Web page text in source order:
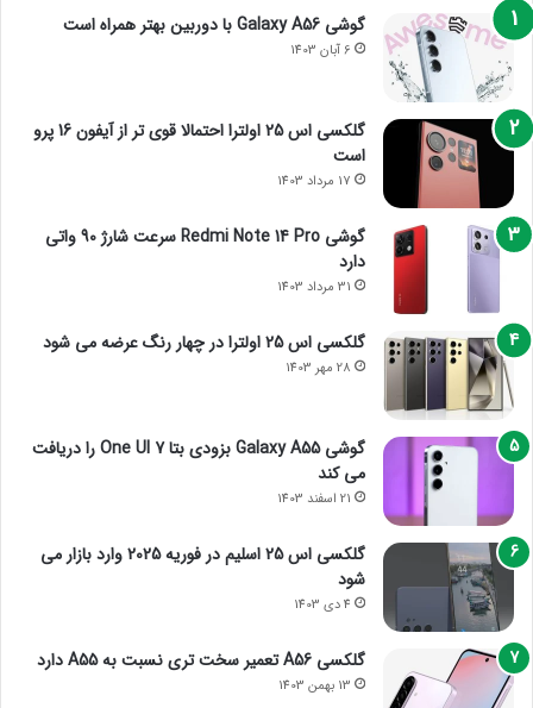
گوشی Galaxy A56 با دوربین بهتر همراه است
6 آبان 1403
گلکسی اس 25 اولترا احتمالا قوی تر از آیفون 16 پرو
است
17 مرداد 1403
گوشی Redmi Note 14 Pro سرعت شارژ 90 واتی
دارد
31 مرداد 1403
گلکسی اس 25 اولترا در چهار رنگ عرضه می شود
28 مهر 1403
گوشی Galaxy A55 بزودی بتا One UI 7 را دریافت
می کند
21 اسفند 1403
گلکسی اس 25 اسلیم در فوریه 2025 وارد بازار می
شود
4 دی 1403
گلکسی A56 تعمیر سخت تری نسبت به A55 دارد
13 بهمن 1403